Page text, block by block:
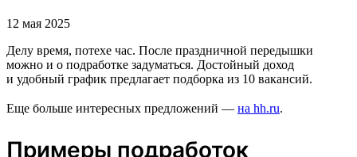
12 мая 2025
Делу время, потехе час. После праздничной передышки
можно и о подработке задуматься. Достойный доход
и удобный график предлагает подборка из 10 вакансий.
Еще больше интересных предложений — на hh.ru.
Примеры подработок